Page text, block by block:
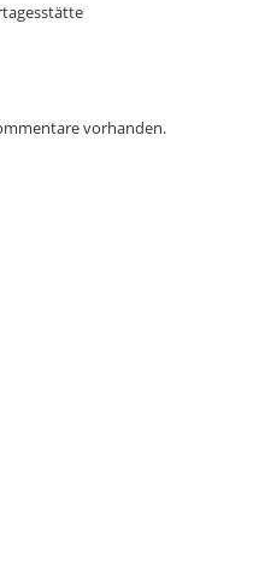
vorhanden.